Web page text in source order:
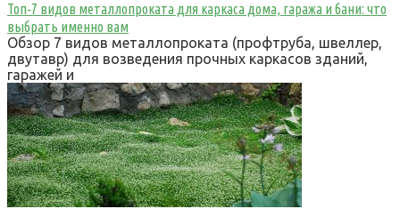
Топ‑7 видов металлопроката для каркаса дома, гаража и бани: что
выбрать именно вам
Обзор 7 видов металлопроката (профтруба, швеллер,
двутавр) для возведения прочных каркасов зданий,
гаражей и